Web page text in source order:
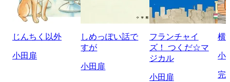
じんちく以外
小田扉
しめっぽい話で
すが
小田扉
フランチャイ
ズ！ つくだ☆マ
ジカル
小田扉
横
小
完